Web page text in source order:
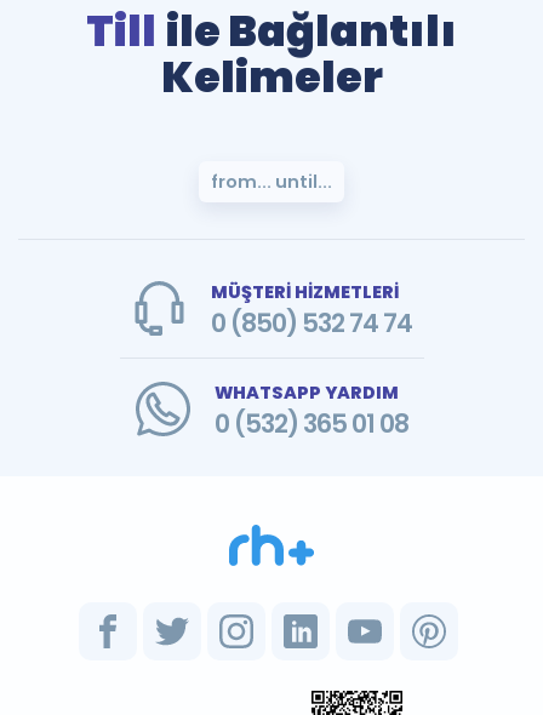
Till ile Bağlantılı
Kelimeler
from... until...
MÜŞTERİ HİZMETLERİ
0 (850) 532 74 74
WHATSAPP YARDIM
0 (532) 365 01 08